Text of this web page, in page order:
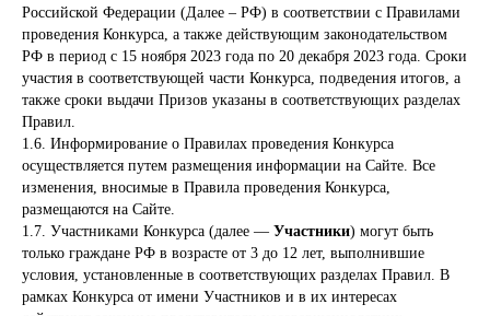
Российской Федерации (Далее – РФ) в соответствии с Правилами
проведения Конкурса, а также действующим законодательством
РФ в период с 15 ноября 2023 года по 20 декабря 2023 года. Сроки
участия в соответствующей части Конкурса, подведения итогов, а
также сроки выдачи Призов указаны в соответствующих разделах
Правил.
1.6. Информирование о Правилах проведения Конкурса
осуществляется путем размещения информации на Сайте. Все
изменения, вносимые в Правила проведения Конкурса,
размещаются на Сайте.
1.7. Участниками Конкурса (далее — Участники) могут быть
только граждане РФ в возрасте от 3 до 12 лет, выполнившие
условия, установленные в соответствующих разделах Правил. В
рамках Конкурса от имени Участников и в их интересах